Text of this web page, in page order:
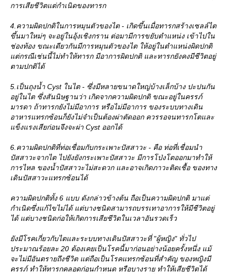
การเสียชีวิตแต่กำเนิดของทารก
4.ความผิดปกติในการหมุนตัวของไต - เกิดขึ้นเมื่อทารกสร้างเซลล์ไต
ขึ้นมาใหม่ๆ จะอยู่ในอุ้งเชิงกราน ต่อมามีการขยับตำแหน่ง เข้าไปใน
ช่องท้อง ขณะเดียวกันมีการหมุนตัวของไต ให้อยู่ในตำแหน่งผิดปกติ
ต่กรณีเช่นนี้ไม่ทำให้ทารก มีอาการผิดปกติ และทารกยังคงมีชีวิตอยู่
ตามปกติได้
5.เป็นถุงน้ำ Cyst ในไต - ซึ่งมีหลายขนาดใหญ่บ้างเล็กบ้าง ปะปนกัน
อยู่ในไต ซึ่งสันนิษฐานว่า เกิดจากความผิดปกติ ขณะอยู่ในครรภ์
มารดา ถ้าทารกยังไม่มีอาการ หรือไม่มีอาการ ของระบบทางเดิน
อาหารแทรกซ้อนก็ยังไม่จำเป็นต้องผ่าตัดออก ควรรอจนทารกโตและ
ข็งแรงเสียก่อนจึงจะผ่า Cyst ออกได้
6.ความผิดปกติที่ท่อเชื่อมกับกระเพาะปัสสาวะ - คือ ท่อที่เชื่อมนำ
ปัสสาวะจากไต ไปยังยังกระเพาะปัสสาวะ มีการโป่งโตออกมาทำให้
การไหล ของน้ำปัสสาวะไม่สะดวก และอาจเกิดภาวะติดเชื้อ ของทาง
เดินปัสสาวะแทรกซ้อนได้
ความผิดปกติทั้ง 6 แบบ ดังกล่าวข้างต้น ถือเป็นความผิดปกติ มาแต่
กำเนิดซึ่งแก้ไขไม่ได้ แต่บางชนิดสามารถบรรเทาอาการให้มีชีวิตอยู่
ได้ แต่บางชนิดก่อให้เกิดการเสียชีวิตในเวลาอันรวดเร็ว
ังมีโรคเกี่ยวกับไตและระบบทางเดินปัสสาวะที่ "ผู้หญิง" ทั่วไป
ประมาณร้อยละ 20 ต้องเคยเป็นโรคนี้มาก่อนอย่างน้อยครั้งหนึ่ง แม้
จะไม่มีอันตรายถึงชีวิต แต่ถือเป็นโรคแทรกซ้อนที่สำคัญ ของหญิงมี
ครรภ์ ทำให้ทารกคลอดก่อนกำหนด หรือบางราย ทำให้เสียชีวิตได้